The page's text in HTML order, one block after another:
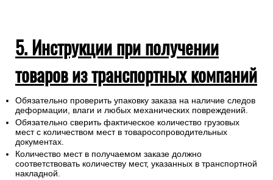
5. Инструкции при получении
товаров из транспортных компаний
Обязательно проверить упаковку заказа на наличие следов
деформации, влаги и любых механических повреждений.
Обязательно сверить фактическое количество грузовых
мест с количеством мест в товаросопроводительных
документах.
Количество мест в получаемом заказе должно
соответствовать количеству мест, указанных в транспортной
накладной.